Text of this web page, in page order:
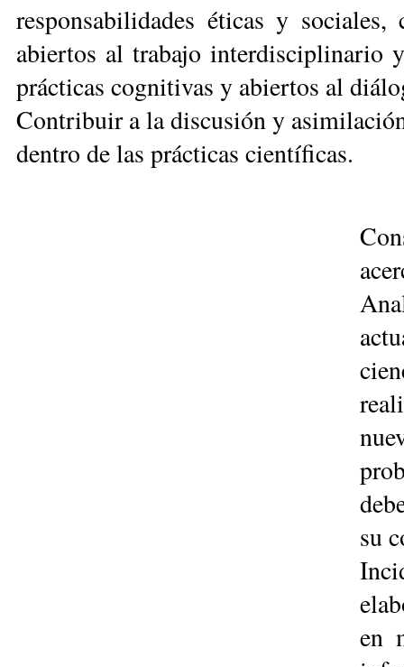
responsabilidades éticas y
abier­tos al trabajo interdisciplinario
prácticas cognitivas y abiertos al
Contribuir a la discusión y
dentro de las prácticas científicas.
su
en